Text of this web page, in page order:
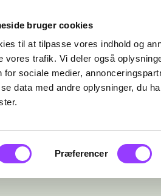
bruger cookies
til at tilpasse vores indhold og
vores trafik. Vi deler også
for sociale medier,
data med andre oplysninger, du
Præferencer